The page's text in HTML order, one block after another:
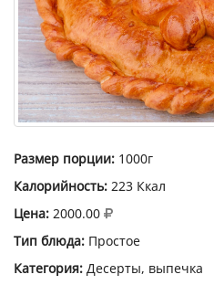
Размер порции: 1000г
Калорийность: 223 Ккал
Цена: 2000.00
Тип блюда: Простое
Категория: Десерты, выпечка